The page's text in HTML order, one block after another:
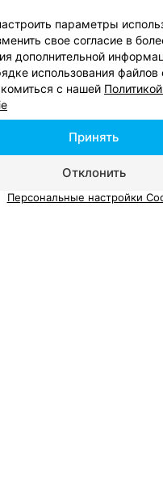
средней длины в
в Борисове
в Борисове
параметры
свое согласие в
дополнительной
использования
с нашей
Отклонить
Принять
Персональные настройки